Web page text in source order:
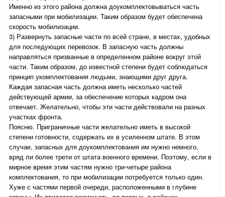
Именно из этого района должна доукомплектовываться часть
запасными при мобилизации. Таким образом будет обеспечена
скорость мобилизации.
3) Развернуть запасные части по всей стране, в местах, удобных
для последующих перевозок. В запасную часть должны
направляться призванные в определенном районе вокруг этой
части. Таким образом, до известной степени будет соблюдаться
принцип укомплектования людьми, знающими друг друга.
Каждая запасная часть должна иметь несколько частей
действующей армии, за обеспечение которых кадром она
отвечает. Желательно, чтобы эти части действовали на разных
участках фронта.
Поясню. Приграничные части желательно иметь в высокой
степени готовности, содержать их в усиленном штате. В этом
случае, запасных для доукомплектования им нужно немного,
вряд ли более трети от штата военного времени. Поэтому, если в
мирное время этим частям нужно три-четыре района
комплектования, то при мобилизации потребуется только один.
Хуже с частями первой очереди, расположенными в глубине